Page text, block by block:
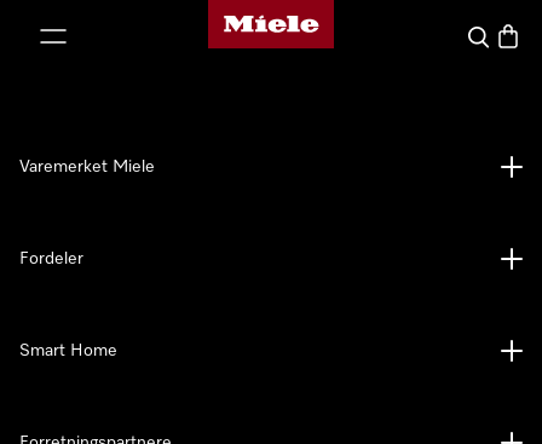
Mieles hjemmeside
Søk
Varemerket Miele
Fordeler
Smart Home